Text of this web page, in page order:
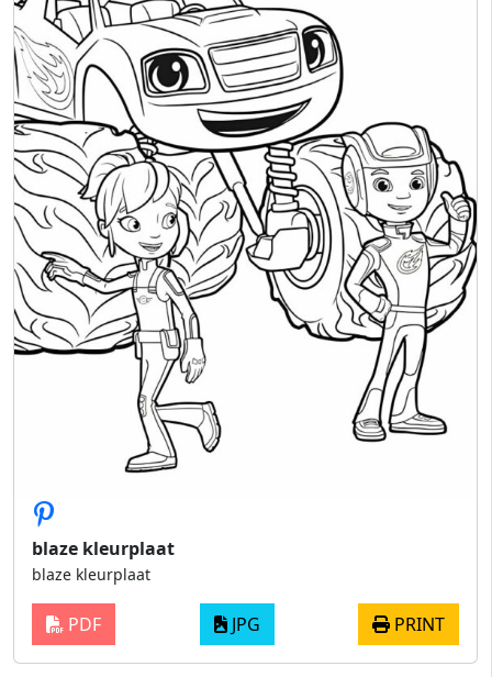
blaze kleurplaat
blaze kleurplaat
PDF JPG PRINT